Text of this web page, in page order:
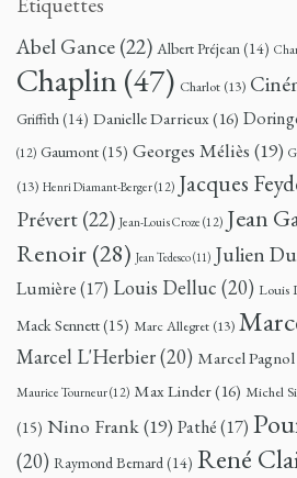
Abel Gance(22) Albert Préjean(14)
Chaplin(47) Charlot (13)
Griffith(14) Danielle Darrieux(16)
(12) Gaumont(15) Georges Méliès (19)
(13) Henri Diamant-Berger(12) Jacques
Prévert(22) Jean-Louis Croze (12) Jean
Renoir (28) Jean Tedesco(11) Julien
Lumière(17) Louis Delluc (20) Louis
Mack Sennett(15) Marc Allegret (13)
Marcel L'Herbier(20) Marcel Pagnol
Maurice Tourneur(12) Max Linder(16) Michel
(15) Nino Frank(19) Pathé(17)
(20) Raymond Bernard(14) René